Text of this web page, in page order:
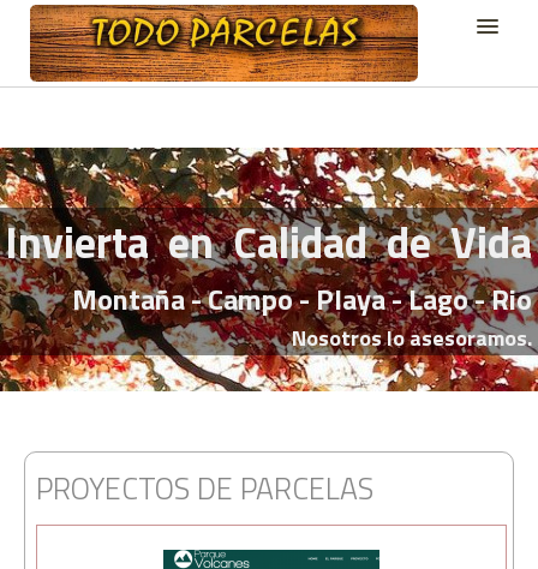
CHILOE TE ESPERA
PARCELAS EN VENTA
EMPRESAS Y PRODUCTOS
GALERÍAS
MISCELANEO
BLOG
Invierta en Calidad de Vida
Montaña - Campo - Playa - Lago - Rio
Nosotros lo asesoramos.
PROYECTOS DE PARCELAS